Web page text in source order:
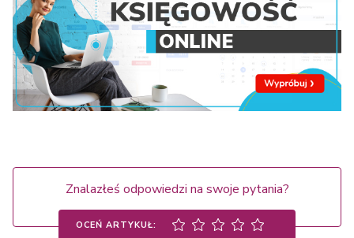
Znalazłeś odpowiedzi na swoje pytania?
OCEŃ ARTYKUŁ: